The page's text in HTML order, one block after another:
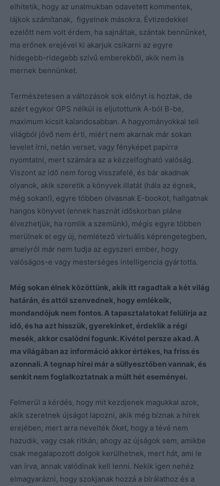
elhitetik, hogy az unalmukban odavetett kommentek,
lájkok számítanak, figyelnek másokra. Évtizedekkel
ezelőtt nem volt érdem, ha sajnáltak, szántak bennünket,
ma erőnek erejével ki akarjuk csikarni az egyre
hidegebb-ridegebb szívű emberekből, akik nem is
mernek bennünket.
Természetesen a változások sok előnyt is hoztak, de
azért egykor GPS nélkül is eljutottunk A-ból B-be,
maximum kicsit kalandosabban. A hagyományokkal teli
világból jövő nem érti, miért nem akarnak már sokan
levelet írni, netán verset, vagy fényképet papírra
nyomtatni, mert számára az a kézzelfogható valóság.
Viszont az idő nem forog visszafelé, és bár akadnak
olyanok, akik szeretik a könyvek illatát (hála az égnek,
még sokan!), egyre többen olvasnak E-bookot, hallgatnak
hangos könyvet (ennek hasznát időskorban pláne
élvezhetjük, ha romlik a szemünk), mégis egyre többen
merülnek el egy új, nemlétező virtuális képrengetegben,
amelyről már nem tudja az egyszeri ember, hogy
valóságos-e vagy mesterséges intelligencia gyártotta.
Még sokan élnek közöttünk, akik itt ragadtak a két világ
határán, és attól szenvednek, hogy emlékeik,
mondandójuk nem fontos. A tapasztalatokat felülírja az
idő, és ha azt hisszük, gyerekinket, érdeklik a régi
mesék, akkor csalódni fogunk. Kivétel persze akad. A
ma világában az információ akkor értékes, ha friss és
azonnali. A tegnap hírei már a süllyesztőben vannak, és
senkit nem foglalkoztatnak a múlt hét eseményei.
Felmerül a kérdés, hogy mit kezdjenek magukkal azok,
akik szeretnek újságot lapozni, akik még bíznak a hírek
erejében, mert arra nevelték őket, hogy a tévé nem
hazudik, vagy csak ritkán, ahogy az újságok sem, amikbe
csak megalapozott dolgok kerülhetnek, mert hát, ami le
van írva, annak valódinak kell lenni. Nekik igen nehéz
elmagyarázni, hogy szokjanak hozzá a bírálathoz és a